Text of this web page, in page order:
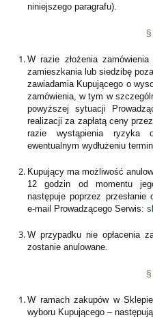
niniejszego paragrafu).
W razie złożenia
zamieszkania lub siedzibę
zawiadamia Kupującego o
zamówienia, w tym w
powyższej sytuacji
realizacji za zapłatą ceny
razie wystąpienia ryzyka
ewentualnym wydłużeniu
Kupujący ma możliwość
12 godzin od momentu
następuje poprzez przesłanie
e-mail Prowadzącego Serwis:
W przypadku nie opłacenia
zostanie anulowane.
W ramach zakupów w
wyboru Kupującego –